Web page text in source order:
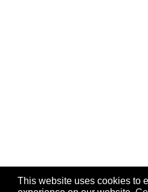
This website uses cookies to